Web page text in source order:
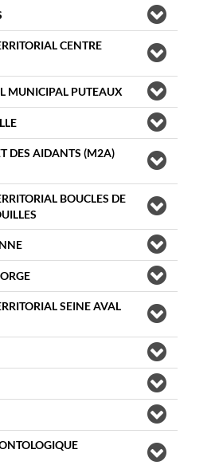
CENTRE
MUNICIPAL PUTEAUX
DES AIDANTS (M2A)
BOUCLES DE
SEINE AVAL